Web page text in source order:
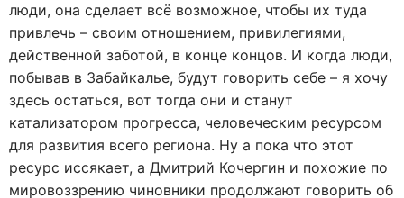
люди, она сделает всё возможное, чтобы их туда
привлечь – своим отношением, привилегиями,
действенной заботой, в конце концов. И когда люди,
побывав в Забайкалье, будут говорить себе – я хочу
здесь остаться, вот тогда они и станут
катализатором прогресса, человеческим ресурсом
для развития всего региона. Ну а пока что этот
ресурс иссякает, а Дмитрий Кочергин и похожие по
мировоззрению чиновники продолжают говорить об